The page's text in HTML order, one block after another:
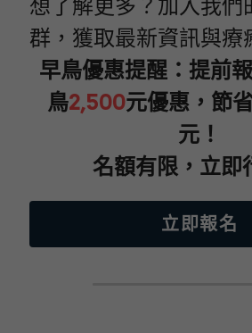
想了解更多？加入我
群，獲取最新資訊與療
早鳥優惠提醒：提前
鳥2,500元優惠，節
元！
名額有限，立即
立即報名